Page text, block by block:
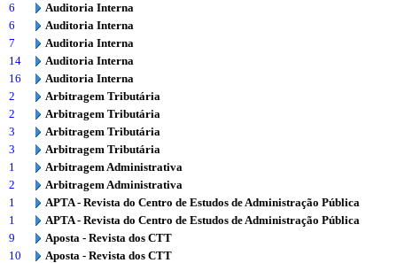
6
Auditoria Interna
6
Auditoria Interna
7
Auditoria Interna
14
Auditoria Interna
16
Auditoria Interna
2
Arbitragem Tributária
2
Arbitragem Tributária
3
Arbitragem Tributária
3
Arbitragem Tributária
1
Arbitragem Administrativa
2
Arbitragem Administrativa
1
APTA - Revista do Centro de Estudos de Administração Pública
1
APTA - Revista do Centro de Estudos de Administração Pública
9
Aposta - Revista dos CTT
10
Aposta - Revista dos CTT